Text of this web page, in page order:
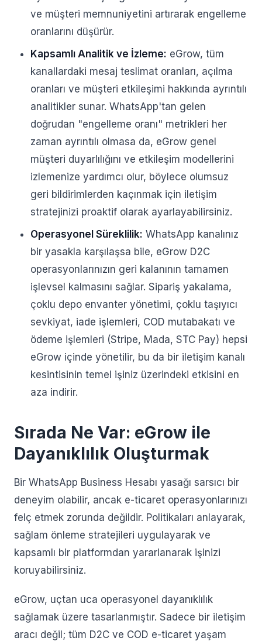
ve müşteri memnuniyetini artırarak engelleme
oranlarını düşürür.
Kapsamlı Analitik ve İzleme: eGrow, tüm
kanallardaki mesaj teslimat oranları, açılma
oranları ve müşteri etkileşimi hakkında ayrıntılı
analitikler sunar. WhatsApp'tan gelen
doğrudan "engelleme oranı" metrikleri her
zaman ayrıntılı olmasa da, eGrow genel
müşteri duyarlılığını ve etkileşim modellerini
izlemenize yardımcı olur, böylece olumsuz
geri bildirimlerden kaçınmak için iletişim
stratejinizi proaktif olarak ayarlayabilirsiniz.
Operasyonel Süreklilik: WhatsApp kanalınız
bir yasakla karşılaşsa bile, eGrow D2C
operasyonlarınızın geri kalanının tamamen
işlevsel kalmasını sağlar. Sipariş yakalama,
çoklu depo envanter yönetimi, çoklu taşıyıcı
sevkiyat, iade işlemleri, COD mutabakatı ve
ödeme işlemleri (Stripe, Mada, STC Pay) hepsi
eGrow içinde yönetilir, bu da bir iletişim kanalı
kesintisinin temel işiniz üzerindeki etkisini en
aza indirir.
Sırada Ne Var: eGrow ile
Dayanıklılık Oluşturmak
Bir WhatsApp Business Hesabı yasağı sarsıcı bir
deneyim olabilir, ancak e-ticaret operasyonlarınızı
felç etmek zorunda değildir. Politikaları anlayarak,
sağlam önleme stratejileri uygulayarak ve
kapsamlı bir platformdan yararlanarak işinizi
koruyabilirsiniz.
eGrow, uçtan uca operasyonel dayanıklılık
sağlamak üzere tasarlanmıştır. Sadece bir iletişim
aracı değil; tüm D2C ve COD e-ticaret yaşam